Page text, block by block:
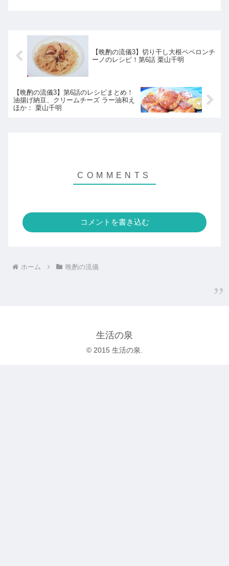
【晩酌の流儀3】切り干し大根ペペロンチ
ーノのレシピ！第6話 栗山千明
【晩酌の流儀3】第6話のレシピまとめ！
油揚げ納豆、クリームチーズ ラー油和え
ほか： 栗山千明
コメントを書き込む
ホーム 晩酌の流儀
生活の泉
© 2015 生活の泉.